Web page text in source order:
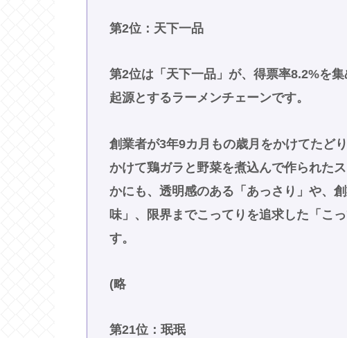
第2位：天下一品
第2位は「天下一品」が、得票率8.2%を
起源とするラーメンチェーンです。
創業者が3年9カ月もの歳月をかけてたど
かけて鶏ガラと野菜を煮込んで作られた
かにも、透明感のある「あっさり」や、
味」、限界までこってりを追求した「こ
す。
(略
第21位：珉珉